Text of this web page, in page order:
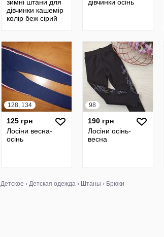
зимні штани для
дівчинки кашемір
колір беж сірий
дівчинки осінь
128, 134
125 грн
Лосіни весна-
осінь
98
190 грн
Лосіни осінь-
весна
Детское › Детская одежда › Штаны › Брюки